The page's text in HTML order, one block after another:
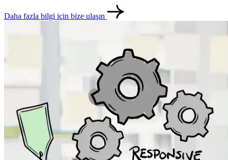
İletişim English
Daha fazla bilgi için bize ulaşın